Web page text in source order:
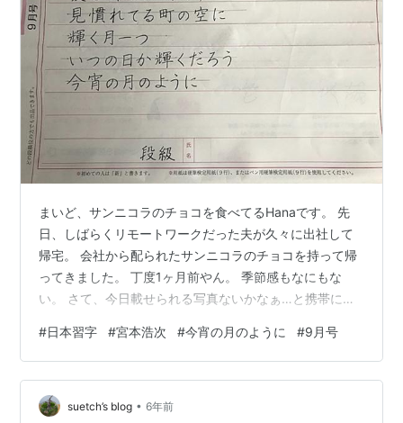
まいど、サンニコラのチョコを食べてるHanaです。 先
日、しばらくリモートワークだった夫が久々に出社して
帰宅。 会社から配られたサンニコラのチョコを持って帰
ってきました。 丁度1ヶ月前やん。 季節感もなにもな
い。 さて、今日載せられる写真ないかなぁ…と携帯に入
を発見。 これは、日本習字の「ペン部」の9月号の課題
のひとつです。 次女のマブダチのYちゃんのもの。 9月
のある日、なにげなくお手本を見せてもらってびっく
り！ なんか見たことある文章！！！笑 名前にふりがなふ
#日本習字 #宮本浩次 #今宵の月のように #9月号
suetch’s blog • 6年前